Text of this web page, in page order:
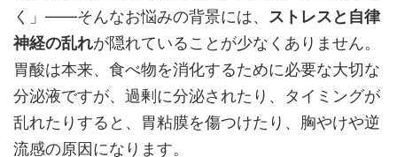
く」――そんなお悩みの背景には、 ストレスと自律
神経の乱れが隠れていることが少なくありません。
胃酸は本来、食べ物を消化するために必要な大切な
分泌液ですが、過剰に分泌されたり、タイミングが
乱れたりすると、胃粘膜を傷つけたり、胸やけや逆
流感の原因になります。